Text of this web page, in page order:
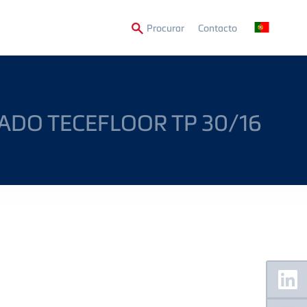
ProcurarSecondary
Menu
Contacto
TECEFLOOR TP 30/16
Floating